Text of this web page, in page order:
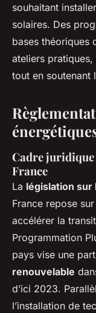
souhaitant
solaires. Des
bases théoriques
ateliers
tout en soutenant
Cadre juridique
France
La législation
France repose
accélérer la
Programmation
pays vise une
renouvelable
d’ici 2023.
l’installation de